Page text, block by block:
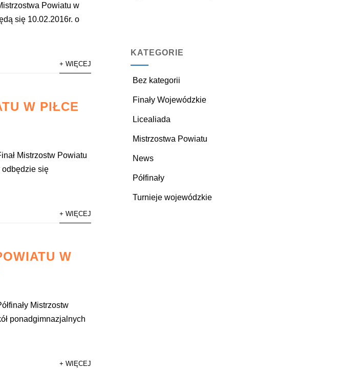
Powiatu w
się 10.02.2016r. o
+ WIĘCEJ
W PIŁCE
Mistrzostw Powiatu
odbędzie się
+ WIĘCEJ
W
Mistrzostw
ponadgimnazjalnych
+ WIĘCEJ
KATEGORIE
Bez kategorii
Finały Wojewódzkie
Licealiada
Mistrzostwa Powiatu
News
Półfinały
Turnieje wojewódzkie